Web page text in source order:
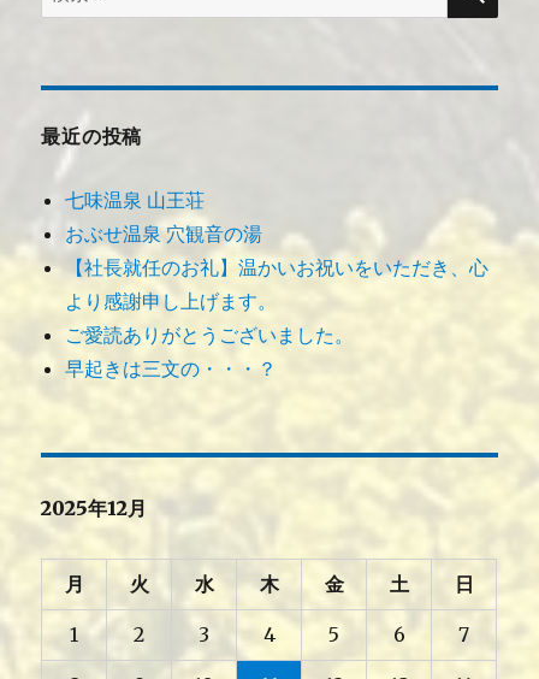
索:
最近の投稿
七味温泉 山王荘
おぶせ温泉 穴観音の湯
【社長就任のお礼】温かいお祝いをいただき、心
より感謝申し上げます。
ご愛読ありがとうございました。
早起きは三文の・・・？
2025年12月
月 火 水 木 金 土 日
1 2 3 4 5 6 7